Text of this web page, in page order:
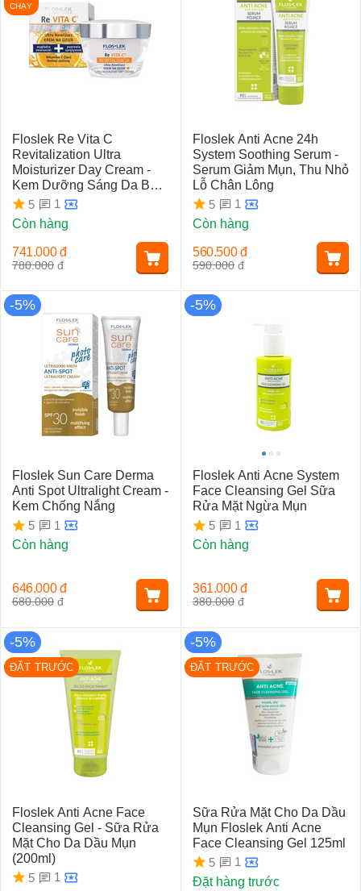
CHẠY
Floslek Re Vita C
Revitalization Ultra
Moisturizer Day Cream -
Kem Dưỡng Sáng Da Ban
Ngày
5
1
Còn hàng
780.000 đ
741.000 đ
Floslek Anti Acne 24h
System Soothing Serum -
Serum Giảm Mụn, Thu Nhỏ
Lỗ Chân Lông
5
1
Còn hàng
590.000 đ
560.500 đ
-5%
Floslek Sun Care Derma
Anti Spot Ultralight Cream -
Kem Chống Nắng
5
1
Còn hàng
680.000 đ
646.000 đ
-5%
Floslek Anti Acne System
Face Cleansing Gel Sữa
Rửa Mặt Ngừa Mụn
5
1
Còn hàng
380.000 đ
361.000 đ
-5%
ĐẶT TRƯỚC
Floslek Anti Acne Face
Cleansing Gel - Sữa Rửa
Mặt Cho Da Dầu Mụn
(200ml)
5
1
-5%
ĐẶT TRƯỚC
Sữa Rửa Mặt Cho Da Dầu
Mụn Floslek Anti Acne
Face Cleansing Gel 125ml
5
1
Đặt hàng trước